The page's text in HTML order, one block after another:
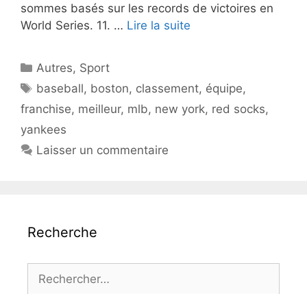
sommes basés sur les records de victoires en
World Series. 11. … Lire la suite
Catégories
Autres, Sport
Étiquettes
baseball, boston, classement, équipe,
franchise, meilleur, mlb, new york, red socks,
yankees
Laisser un commentaire
Recherche